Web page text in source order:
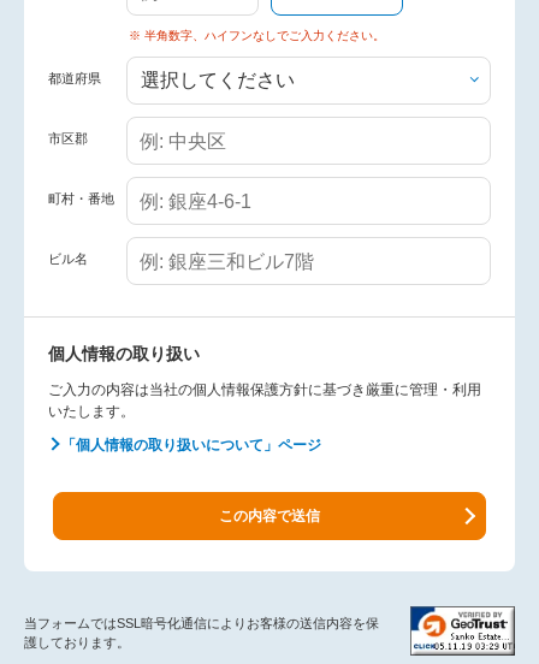
※ 半角数字、ハイフンなしでご入力ください。
都道府県
市区郡
町村・番地
ビル名
個人情報の取り扱い
ご入力の内容は当社の個人情報保護方針に基づき厳重に管理・利用
いたします。
「個人情報の取り扱いについて」ページ
この内容で送信
当フォームではSSL暗号化通信によりお客様の送信内容を保
護しております。